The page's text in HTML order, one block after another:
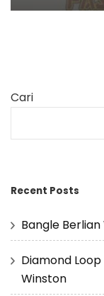
Cari
Recent Posts
Bangle Berlian
Diamond
Winston